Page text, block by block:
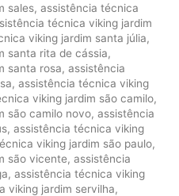
sales, assistência técnica
técnica viking jardim
viking jardim santa júlia,
santa rita de cássia,
santa rosa, assistência
, assistência técnica viking
viking jardim são camilo,
são camilo novo, assistência
, assistência técnica viking
viking jardim são paulo,
são vicente, assistência
, assistência técnica viking
viking jardim servilha,